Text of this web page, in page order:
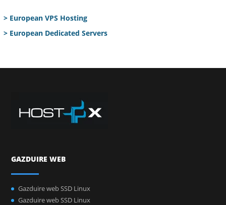
> European VPS Hosting
> European Dedicated Servers
GAZDUIRE WEB
Gazduire web SSD Linux
Gazduire web SSD Linux